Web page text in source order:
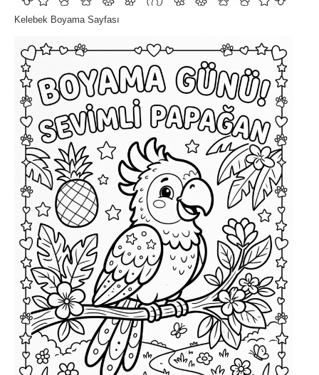
Kelebek Boyama Sayfası